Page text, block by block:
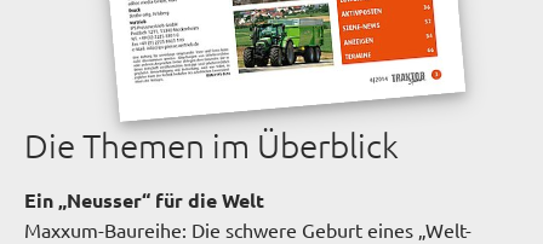
Die Themen im Überblick
Ein „Neusser“ für die Welt
Maxxum-Baureihe: Die schwere Geburt eines „Welt-